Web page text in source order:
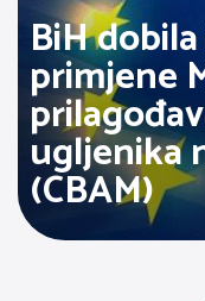
BiH
primjene
ugljenika
(CBAM)